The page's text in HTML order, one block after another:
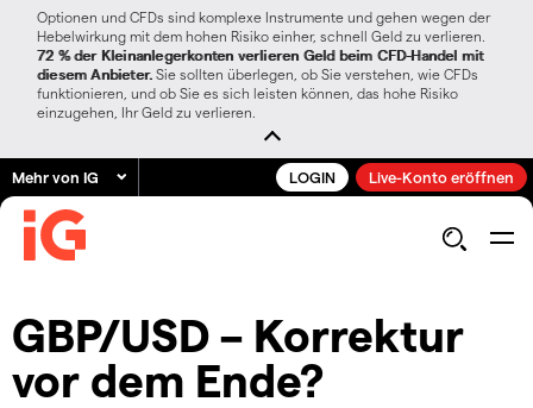
Optionen und CFDs sind komplexe Instrumente und gehen wegen der
Hebelwirkung mit dem hohen Risiko einher, schnell Geld zu verlieren.
72 % der Kleinanlegerkonten verlieren Geld beim CFD-Handel mit
diesem Anbieter. Sie sollten überlegen, ob Sie verstehen, wie CFDs
funktionieren, und ob Sie es sich leisten können, das hohe Risiko
einzugehen, Ihr Geld zu verlieren.
Mehr von IG LOGIN Live-Konto eröffnen
GBP/USD – Korrektur
vor dem Ende?